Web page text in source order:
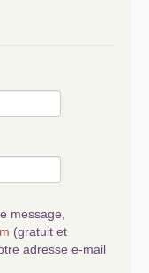
message,
(gratuit et
adresse e-mail